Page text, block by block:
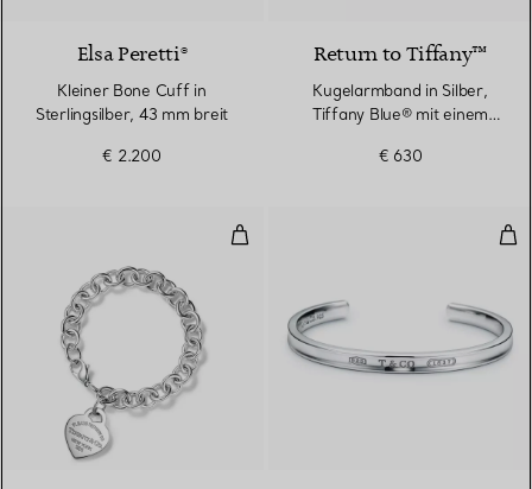
Elsa Peretti®
Kleiner Bone Cuff in
Sterlingsilber, 43 mm breit
€ 2.200
Return to Tiffany™
Kugelarmband in Silber,
Tiffany Blue® mit einem
€ 630
Armband mit Herzanhänger in